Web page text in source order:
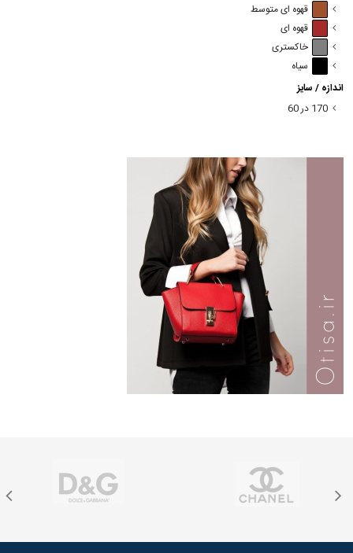
قهوه ای متوسط
قهوه ای
خاکستری
سیاه
اندازه / سایز
170 در 60